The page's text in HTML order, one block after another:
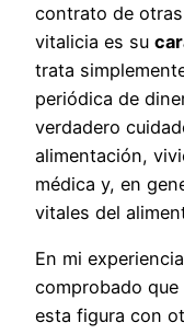
contrato de
vitalicia es su
trata
periódica de
verdadero
alimentación,
médica y, en
vitales del
En mi
comprobado
esta figura con